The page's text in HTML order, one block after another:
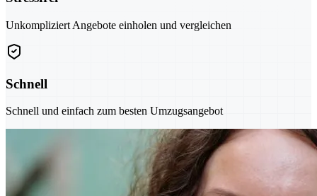
Unkompliziert Angebote einholen und vergleichen
Schnell
Schnell und einfach zum besten Umzugsangebot